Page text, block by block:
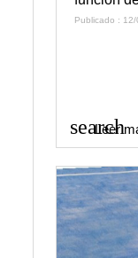
Publicado :
search
Leer